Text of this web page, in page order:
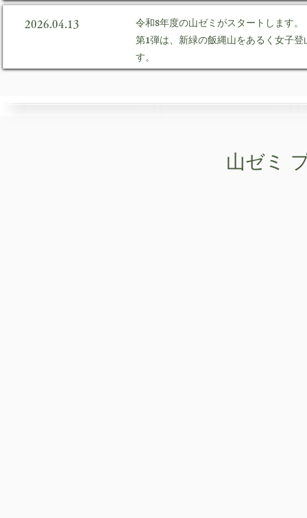
2026.04.13
令和8年度の山ゼミがスタートします。
第1弾は、新緑の飯縄山をあるく女子
す。
山ゼミ